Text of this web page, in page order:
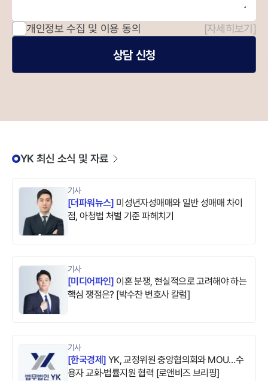
개인정보 수집 및 이용 동의 [자세히보기]
상담 신청
YK 최신 소식 및 자료
기사
[더파워뉴스] 미성년자성매매와 일반 성매매 차이
점, 아청법 처벌 기준 파헤치기
기사
[미디어파인] 이혼 분쟁, 현실적으로 고려해야 하는
핵심 쟁점은? [박수찬 변호사 칼럼]
기사
[한국경제]YK, 교정위원 중앙협의회와 MOU…수
용자 교화·법률지원 협력 [로앤비즈 브리핑]